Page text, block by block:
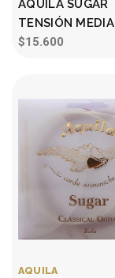
AQUILA SUGAR
TENSIÓN MEDIA
$15.600
AQUILA